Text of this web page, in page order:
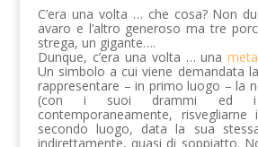
C’era una volta … che cosa? Non
avaro e l’altro generoso ma tre
strega, un gigante….
Dunque, c’era una volta … una
Un simbolo a cui viene demandata
rappresentare – in primo luogo – la
(con i suoi drammi
contemporaneamente,
secondo luogo, data la sua
indirettamente, quasi di soppiatto.